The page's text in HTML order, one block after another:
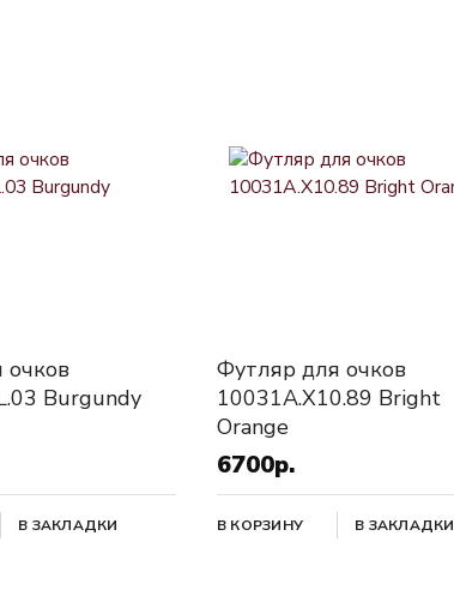
Burgundy
В ЗАКЛАДКИ
Футляр для очков
10031A.X10.89 Bright
Orange
6700р.
В КОРЗИНУ В ЗАКЛАДКИ